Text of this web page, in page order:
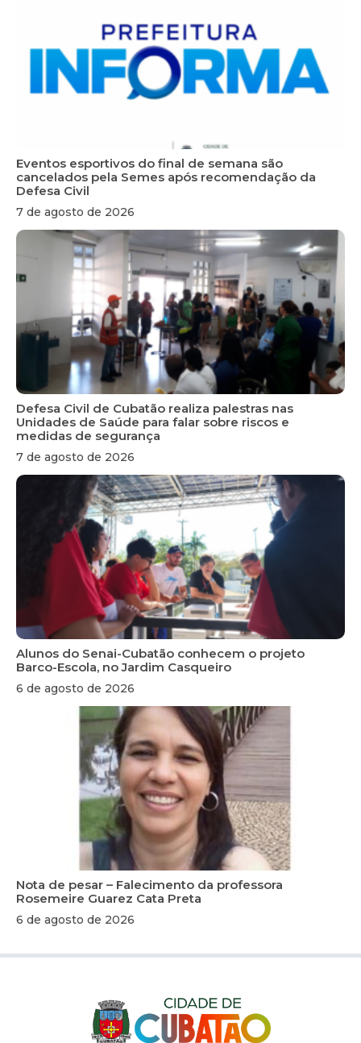
Eventos esportivos do final de semana são
cancelados pela Semes após recomendação da
Defesa Civil
7 de agosto de 2026
Defesa Civil de Cubatão realiza palestras nas
Unidades de Saúde para falar sobre riscos e
medidas de segurança
7 de agosto de 2026
Alunos do Senai-Cubatão conhecem o projeto
Barco-Escola, no Jardim Casqueiro
6 de agosto de 2026
Nota de pesar – Falecimento da professora
Rosemeire Guarez Cata Preta
6 de agosto de 2026